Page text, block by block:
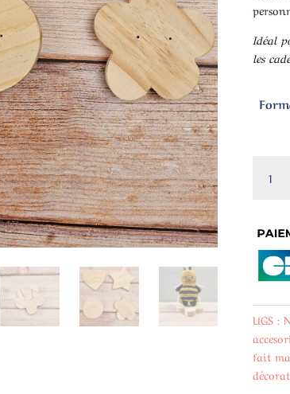
Idéal
les
bois
pour
cm)
-
Formes
au
choix
UGS :
fait